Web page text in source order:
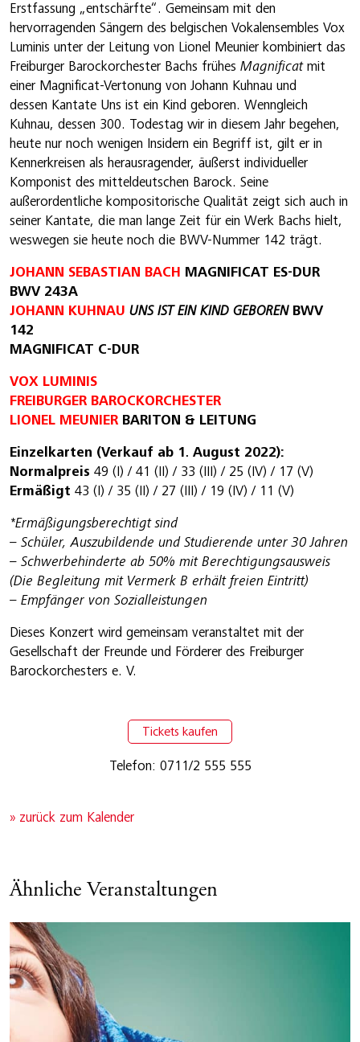
Erstfassung „entschärfte“. Gemeinsam mit den
hervorragenden Sängern des belgischen Vokalensembles Vox
Luminis unter der Leitung von Lionel Meunier kombiniert das
Freiburger Barockorchester Bachs frühes Magnificatmit
einer Magnificat-Vertonung von Johann Kuhnau und
dessen Kantate Uns ist ein Kind geboren. Wenngleich
Kuhnau, dessen 300. Todestag wir in diesem Jahr begehen,
heute nur noch wenigen Insidern ein Begriff ist, gilt er in
Kennerkreisen als herausragender, äußerst individueller
Komponist des mitteldeutschen Barock. Seine
außerordentliche kompositorische Qualität zeigt sich auch in
seiner Kantate, die man lange Zeit für ein Werk Bachs hielt,
weswegen sie heute noch die BWV-Nummer 142 trägt.
JOHANN SEBASTIAN BACH
MAGNIFICAT ES-DUR
BWV 243A
JOHANN KUHNAU UNS IST EIN KIND GEBORENBWV
142
MAGNIFICAT C-DUR
VOX LUMINIS
FREIBURGER BAROCKORCHESTER
LIONEL MEUNIER BARITON & LEITUNG
Einzelkarten (Verkauf ab 1. August 2022):
Normalpreis 49 (I) / 41 (II) / 33 (III) / 25 (IV) / 17 (V)
Ermäßigt 43 (I) / 35 (II) / 27 (III) / 19 (IV) / 11 (V)
*Ermäßigungsberechtigt sind
– Schüler, Auszubildende und Studierende unter 30 Jahren
– Schwerbehinderte ab 50% mit Berechtigungsausweis
(Die Begleitung mit Vermerk B erhält freien Eintritt)
– Empfänger von Sozialleistungen
Dieses Konzert wird gemeinsam veranstaltet mit der
Gesellschaft der Freunde und Förderer des Freiburger
Barockorchesters e. V.
Tickets kaufen
Telefon: 0711/2 555 555
» zurück zum Kalender
Ähnliche Veranstaltungen